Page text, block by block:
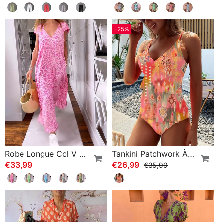
Robe Longue Col V En Imprimé À Manches Courtes
€33,99
-25%
Tankini Patchwork À Volants Et Bretelles Imprimées
€26,99 €35,99